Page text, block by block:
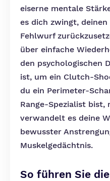
eiserne mentale
es dich zwingt,
Fehlwurf
über einfache
den psychologischen
ist, um ein Clutch-
du ein Perimeter-
Range-Spezialist bist,
verwandelt es deine
bewusster
Muskelgedächtnis.
So führen Sie